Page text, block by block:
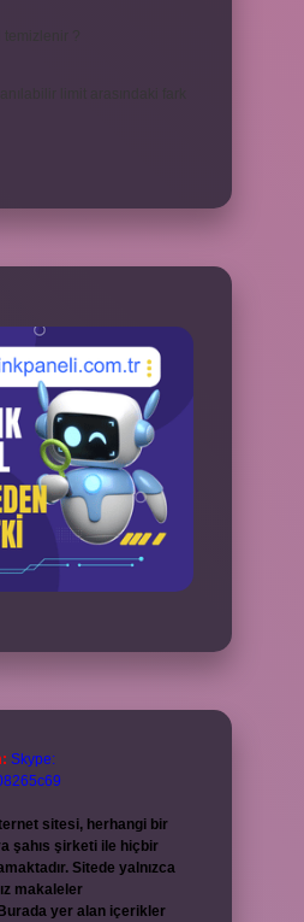
Skype:
sitesi, herhangi bir
şahıs şirketi ile hiçbir
Sitede yalnızca
makaleler
yer alan içerikler